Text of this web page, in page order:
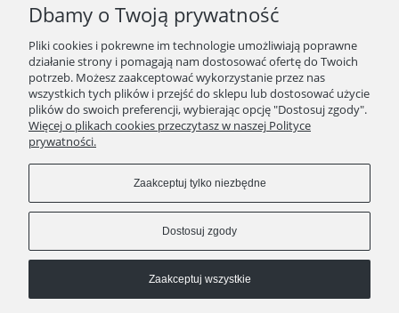
POMOC
PŁATNOŚCI I DOSTAWA
INFORMACJE
Dbamy o Twoją prywatność
Pliki cookies i pokrewne im technologie umożliwiają poprawne
działanie strony i pomagają nam dostosować ofertę do Twoich
potrzeb. Możesz zaakceptować wykorzystanie przez nas
wszystkich tych plików i przejść do sklepu lub dostosować użycie
plików do swoich preferencji, wybierając opcję "Dostosuj zgody".
Więcej o plikach cookies przeczytasz w naszej Polityce
prywatności.
Zaakceptuj tylko niezbędne
Dostosuj zgody
Zaakceptuj wszystkie